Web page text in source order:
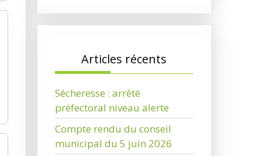
Articles récents
Sécheresse : arrêté
préfectoral niveau alerte
Compte rendu du conseil
municipal du 5 juin 2026